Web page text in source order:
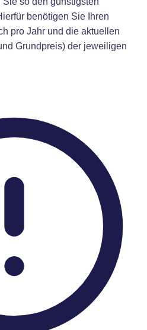
benötigen Sie Ihren
pro Jahr und die aktuellen
Grundpreis) der jeweiligen